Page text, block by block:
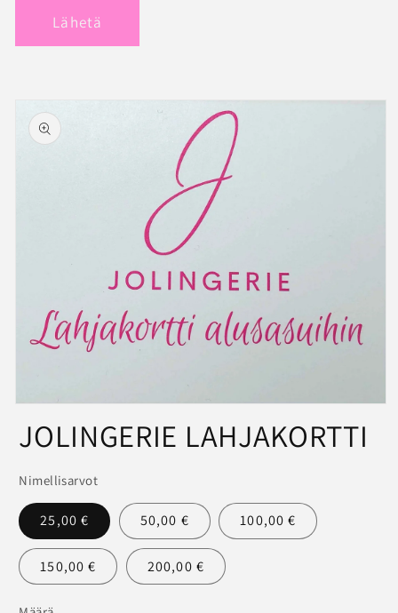
Lähetä
Siirry
tuotetietoihin
modaalisessa
JOLINGERIE LAHJAKORTTI
Nimellisarvot
25,00 € 50,00 € 100,00 €
150,00 € 200,00 €